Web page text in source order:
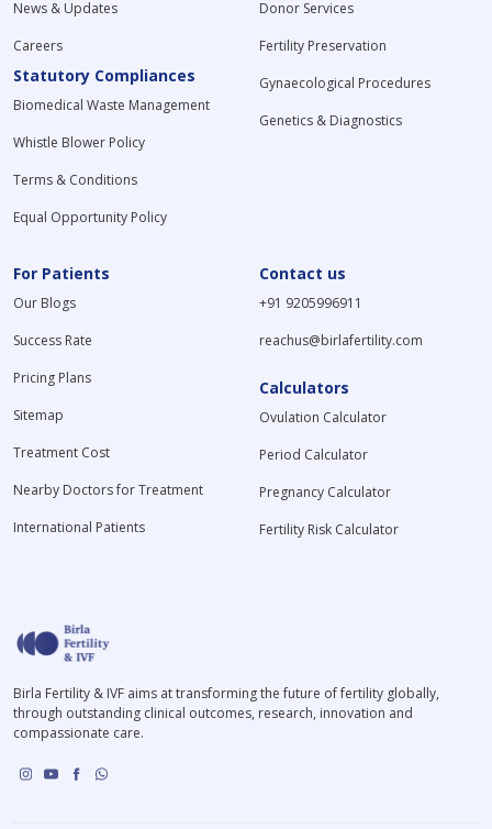
News & Updates
Careers
Statutory Compliances
Biomedical Waste Management
Whistle Blower Policy
Terms & Conditions
Equal Opportunity Policy
Donor Services
Fertility Preservation
Gynaecological Procedures
Genetics & Diagnostics
For Patients
Our Blogs
Success Rate
Pricing Plans
Sitemap
Treatment Cost
Nearby Doctors for Treatment
International Patients
Contact us
+91 9205996911
reachus@birlafertility.com
Calculators
Ovulation Calculator
Period Calculator
Pregnancy Calculator
Fertility Risk Calculator
Birla Fertility & IVF aims at transforming the future of fertility globally,
through outstanding clinical outcomes, research, innovation and
compassionate care.